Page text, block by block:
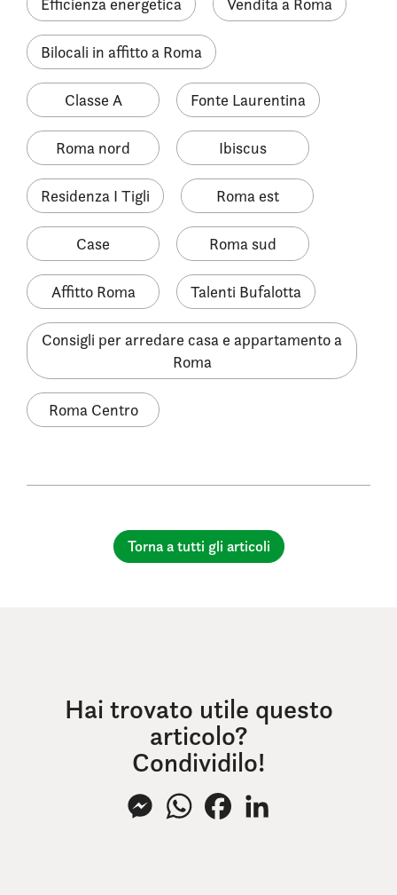
Efficienza energetica Vendita a Roma
Bilocali in affitto a Roma
Classe A Fonte Laurentina
Roma nord Ibiscus
Residenza I Tigli Roma est
Case Roma sud
Affitto Roma Talenti Bufalotta
Consigli per arredare casa e appartamento a
Roma
Roma Centro
Torna a tutti gli articoli
Hai trovato utile questo
articolo?
Condividilo!
MessengerWhatsAppFacebook